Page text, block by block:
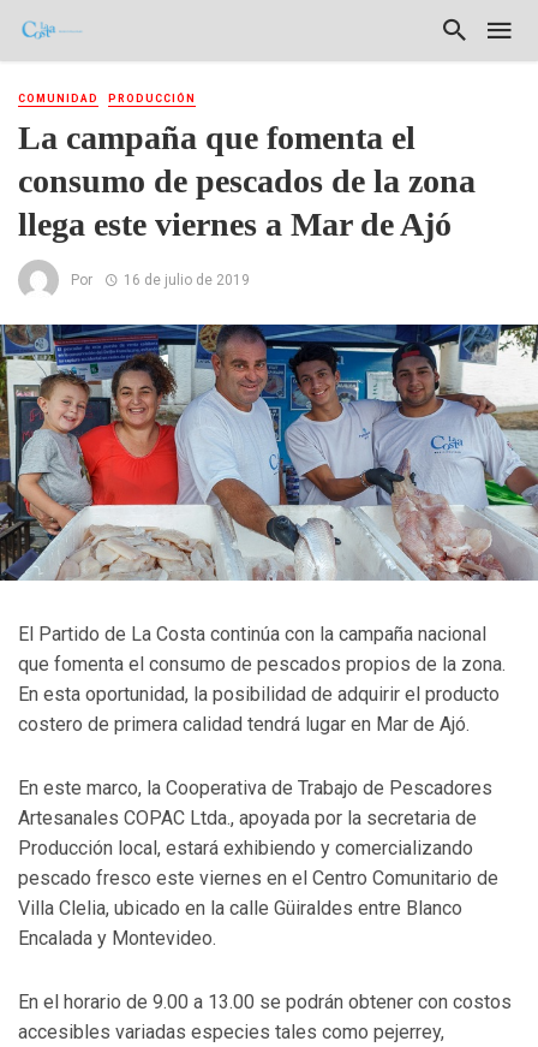
COMUNIDAD PRODUCCIÓN
La campaña que fomenta el
consumo de pescados de la zona
llega este viernes a Mar de Ajó
Por 16 de julio de 2019
El Partido de La Costa continúa con la campaña nacional
que fomenta el consumo de pescados propios de la zona.
En esta oportunidad, la posibilidad de adquirir el producto
costero de primera calidad tendrá lugar en Mar de Ajó.
En este marco, la Cooperativa de Trabajo de Pescadores
Artesanales COPAC Ltda., apoyada por la secretaria de
Producción local, estará exhibiendo y comercializando
pescado fresco este viernes en el Centro Comunitario de
Villa Clelia, ubicado en la calle Güiraldes entre Blanco
Encalada y Montevideo.
En el horario de 9.00 a 13.00 se podrán obtener con costos
accesibles variadas especies tales como pejerrey,